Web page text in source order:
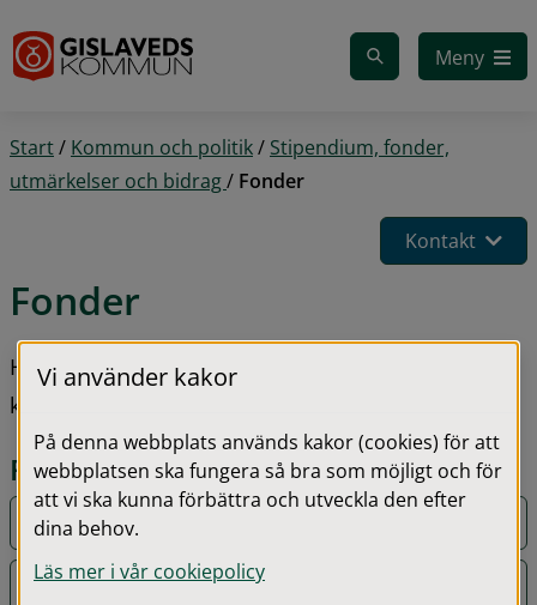
Meny
Start/ Kommun och politik/ Stipendium, fonder,
utmärkelser och bidrag/ Fonder
Kontakt
Fonder
Här kan du läsa er om olika fonder du kan söka i
kommunen.
Fonder i kommunen
Stiftelsen Anders Svenssons donationsfond
Stiftelsen Oskar Johansson Skalleved fond
Vi använder kakor
På denna webbplats används kakor (cookies) för att
webbplatsen ska fungera så bra som möjligt och för
att vi ska kunna förbättra och utveckla den efter
dina behov.
Läs mer i vår cookiepolicy